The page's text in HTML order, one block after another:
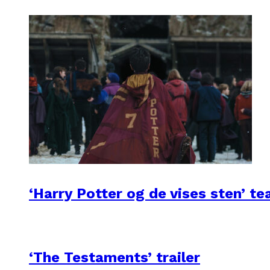
‘Harry Potter og de vises sten’
‘The Testaments’ trailer